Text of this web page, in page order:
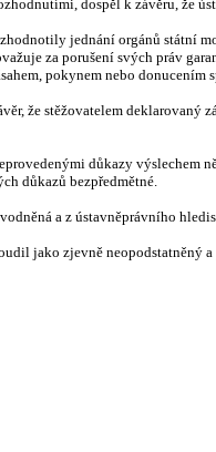
dospěl k závěru, že
jednání orgánů
za porušení svých práv
pokynem nebo donucením
že stěžovatelem
důkazy
důkazů bezpředmětné.
a z ústavněprávního
jako zjevně neopodstatněný